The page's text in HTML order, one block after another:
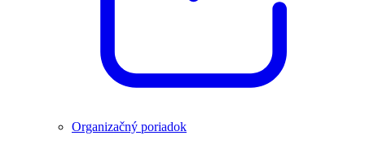
Organizačný poriadok